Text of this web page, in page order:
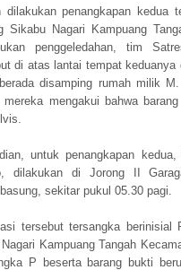
dilakukan penangkapan kedua
Sikabu Nagari Kampuang
penggeledahan, tim
di atas lantai tempat
disamping rumah milik
mereka mengakui bahwa
untuk penangkapan
dilakukan di Jorong II
sekitar pukul 05.30 pagi.
tersebut tersangka
Nagari Kampuang Tangah
P beserta barang bukti